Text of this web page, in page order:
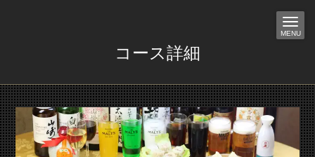
MENU
コース詳細